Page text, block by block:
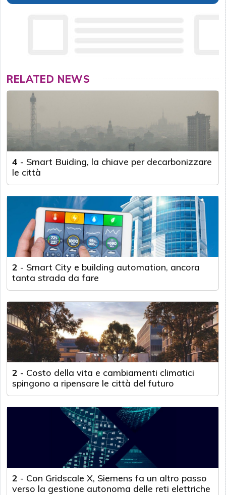
RELATED NEWS
4 - Smart Buiding, la chiave per decarbonizzare
le città
2 - Smart City e building automation, ancora
tanta strada da fare
2 - Costo della vita e cambiamenti climatici
spingono a ripensare le città del futuro
2 - Con Gridscale X, Siemens fa un altro passo
verso la gestione autonoma delle reti elettriche